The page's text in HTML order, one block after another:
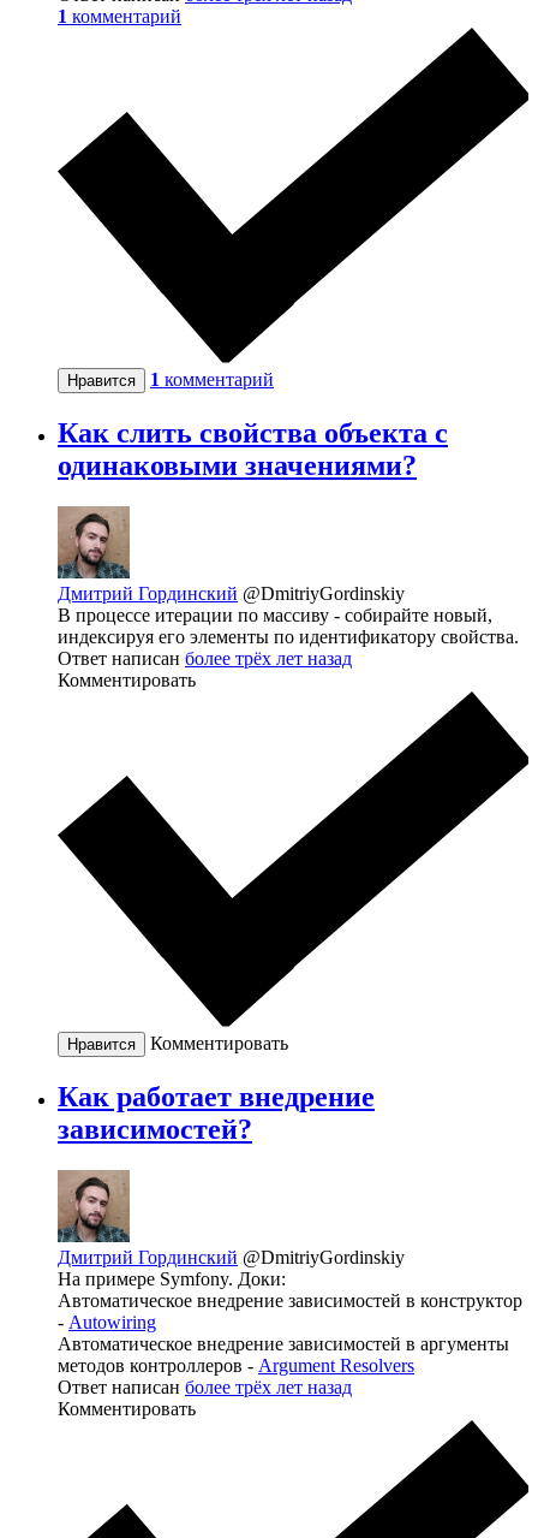
1 комментарий
Нравится 1 комментарий
Как слить свойства объекта с
одинаковыми значениями?
Дмитрий Гординский @DmitriyGordinskiy
В процессе итерации по массиву - собирайте новый,
индексируя его элементы по идентификатору свойства.
Ответ написан более трёх лет назад
Комментировать
Нравится Комментировать
Как работает внедрение
зависимостей?
Дмитрий Гординский @DmitriyGordinskiy
На примере Symfony. Доки:
Автоматическое внедрение зависимостей в конструктор
- Autowiring
Автоматическое внедрение зависимостей в аргументы
методов контроллеров - Argument Resolvers
Ответ написан более трёх лет назад
Комментировать